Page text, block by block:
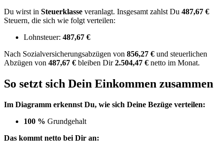
Du wirst in Steuerklasse veranlagt. Insgesamt zahlst Du 487,67 €
Steuern, die sich wie folgt verteilen:
Lohnsteuer: 487,67 €
Nach Sozialversicherungsabzügen von 856,27 € und steuerlichen
Abzügen von 487,67 € bleiben Dir2.504,47 € netto im Monat.
So setzt sich Dein Einkommen zusammen
Im Diagramm erkennst Du, wie sich Deine Bezüge verteilen:
100 % Grundgehalt
Das kommt netto bei Dir an: